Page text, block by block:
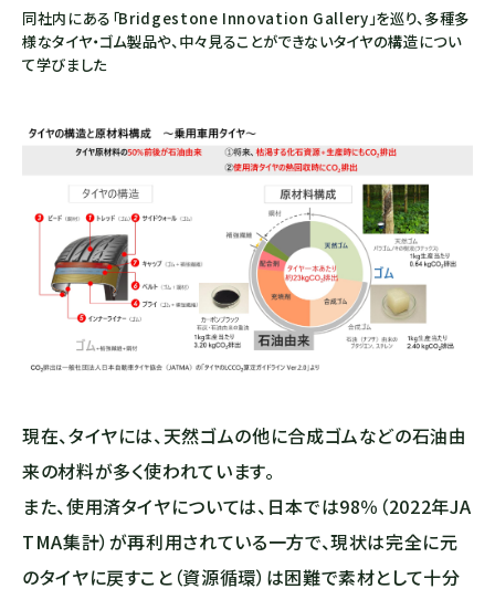
同社内にある「Bridgestone Innovation Gallery」を巡り、多種多
様なタイヤ・ゴム製品や、中々見ることができないタイヤの構造につい
て学びました
現在、タイヤには、天然ゴムの他に合成ゴムなどの石油由
来の材料が多く使われています。
また、使用済タイヤについては、日本では98％（2022年JA
TMA集計）が再利用されている一方で、現状は完全に元
のタイヤに戻すこと（資源循環）は困難で素材として十分